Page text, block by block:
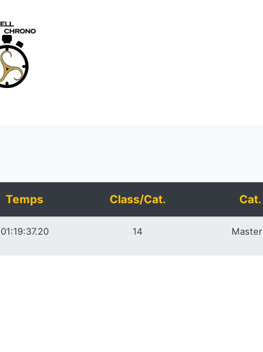
Temps Class/Cat. Cat.
01:19:37.20 14 Master